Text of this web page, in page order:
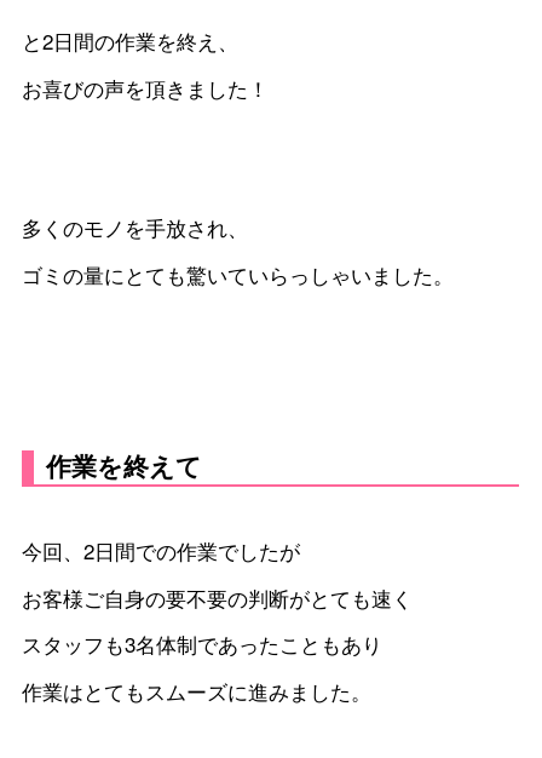
と2日間の作業を終え、
お喜びの声を頂きました！
多くのモノを手放され、
ゴミの量にとても驚いていらっしゃいました。
今回、2日間での作業でしたが
お客様ご自身の要不要の判断がとても速く
スタッフも3名体制であったこともあり
作業はとてもスムーズに進みました。